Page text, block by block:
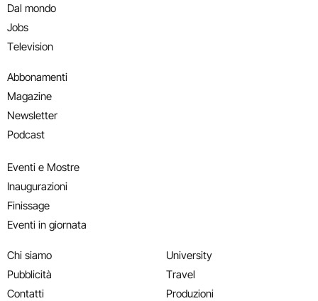
Dal mondo
Jobs
Television
Abbonamenti
Magazine
Newsletter
Podcast
Eventi e Mostre
Inaugurazioni
Finissage
Eventi in giornata
Chi siamo
Pubblicità
Contatti
University
Travel
Produzioni